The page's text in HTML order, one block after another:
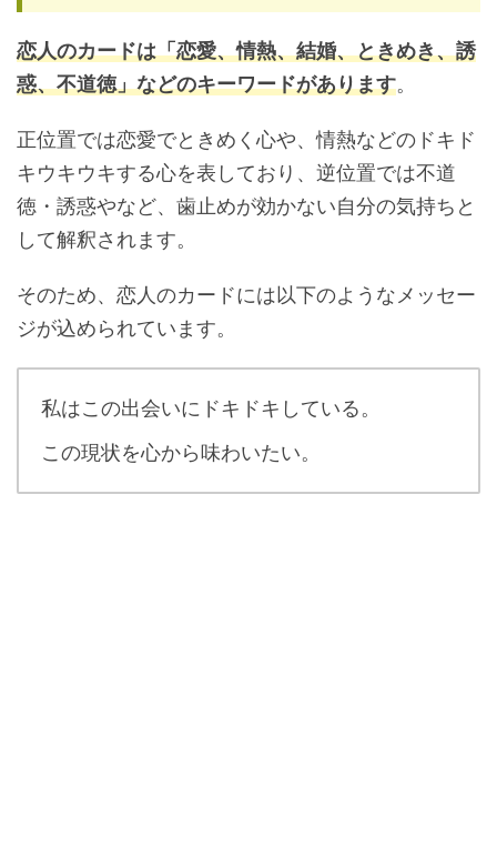
恋人のカードは「恋愛、情熱、結婚、ときめき、誘
惑、不道徳」などのキーワードがあります。
正位置では恋愛でときめく心や、情熱などのドキド
キウキウキする心を表しており、逆位置では不道
徳・誘惑やなど、歯止めが効かない自分の気持ちと
して解釈されます。
そのため、恋人のカードには以下のようなメッセー
ジが込められています。
私はこの出会いにドキドキしている。
この現状を心から味わいたい。